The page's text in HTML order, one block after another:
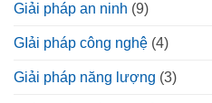
Giải pháp an ninh (9)
GIải pháp công nghệ (4)
Giải pháp năng lượng (3)